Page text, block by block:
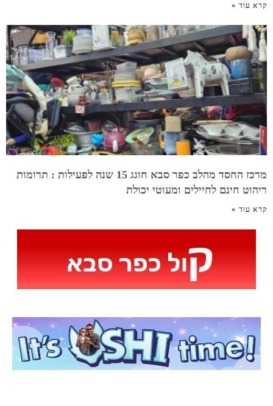
קרא עוד »
מרכז החסד מהלב כפר סבא חוגג 15 שנה לפעילות : תרומות
ריהוט חינם לחיילים ומעוטי יכולת
קרא עוד »